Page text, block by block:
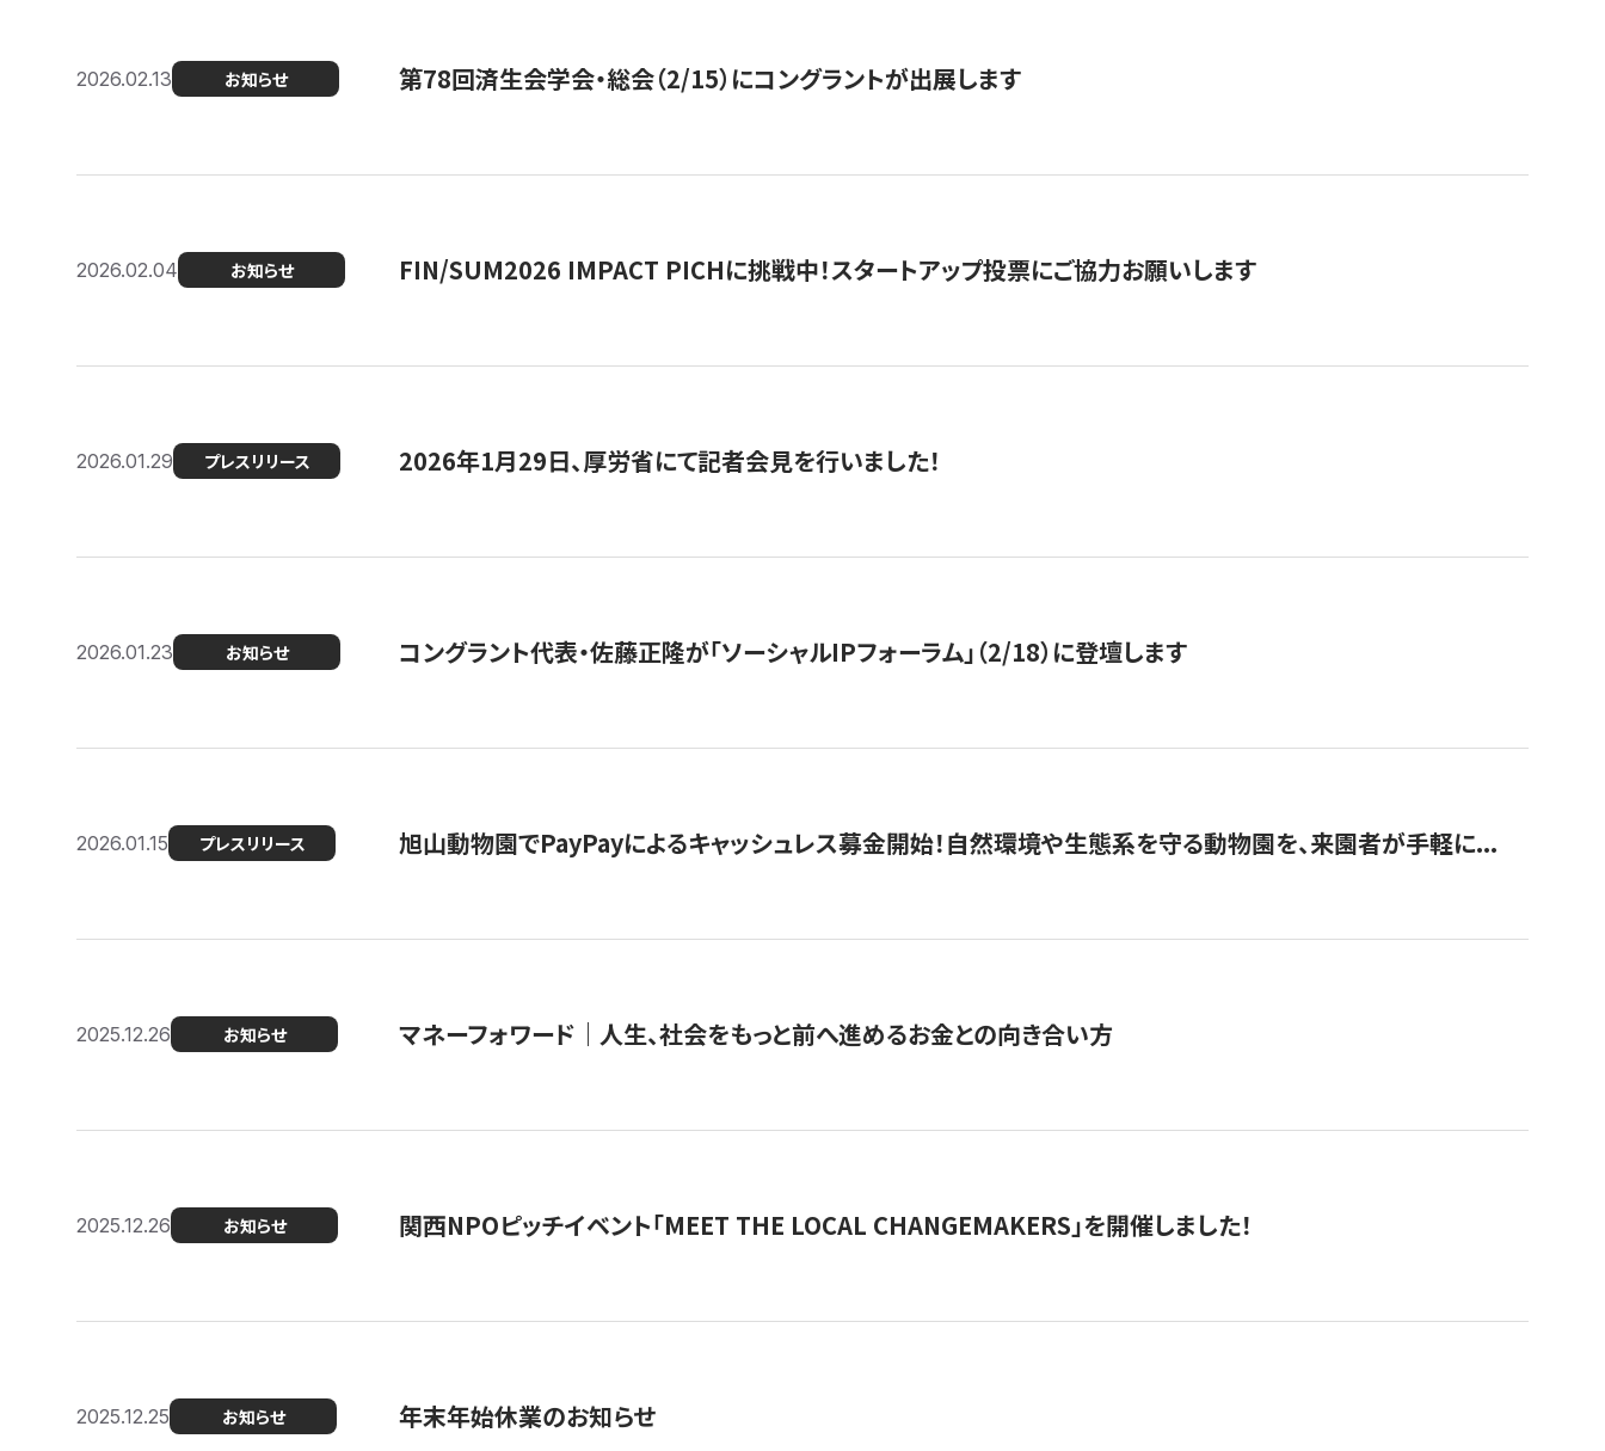
2026.02.13 お知らせ 第78回済生会学会・総会（2/15）にコングラントが出展します
2026.02.04 お知らせ FIN/SUM2026 IMPACT PICHに挑戦中！スタートアップ投票にご協力お願いします
2026.01.29 プレスリリース 2026年1月29日、厚労省にて記者会見を行いました！
2026.01.23 お知らせ コングラント代表・佐藤正隆が「ソーシャルIPフォーラム」（2/18）に登壇します
2026.01.15 プレスリリース 旭山動物園でPayPayによるキャッシュレス募金開始！自然環境や生態系を守る動物園を、来園者が手軽に...
2025.12.26 お知らせ マネーフォワード｜人生、社会をもっと前へ進めるお金との向き合い方
2025.12.26 お知らせ 関西NPOピッチイベント「MEET THE LOCAL CHANGEMAKERS」を開催しました！
2025.12.25 お知らせ 年末年始休業のお知らせ